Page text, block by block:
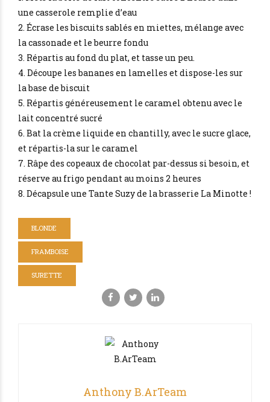
une casserole remplie d’eau
2. Écrase les biscuits sablés en miettes, mélange avec
la cassonade et le beurre fondu
3. Répartis au fond du plat, et tasse un peu.
4. Découpe les bananes en lamelles et dispose-les sur
la base de biscuit
5. Répartis généreusement le caramel obtenu avec le
lait concentré sucré
6. Bat la crème liquide en chantilly, avec le sucre glace,
et répartis-la sur le caramel
7. Râpe des copeaux de chocolat par-dessus si besoin, et
réserve au frigo pendant au moins 2 heures
8. Décapsule une Tante Suzy de la brasserie La Minotte !
BLONDE
FRAMBOISE
SURETTE
Anthony B.ArTeam